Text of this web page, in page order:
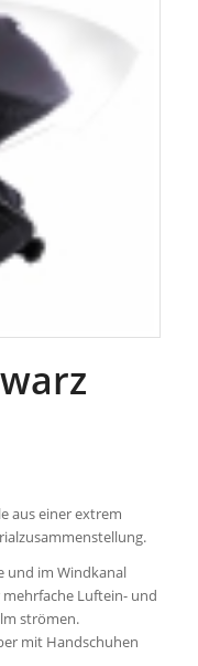
aus einer extrem
und im Windkanal
Luftein- und
strömen.
mit Handschuhen